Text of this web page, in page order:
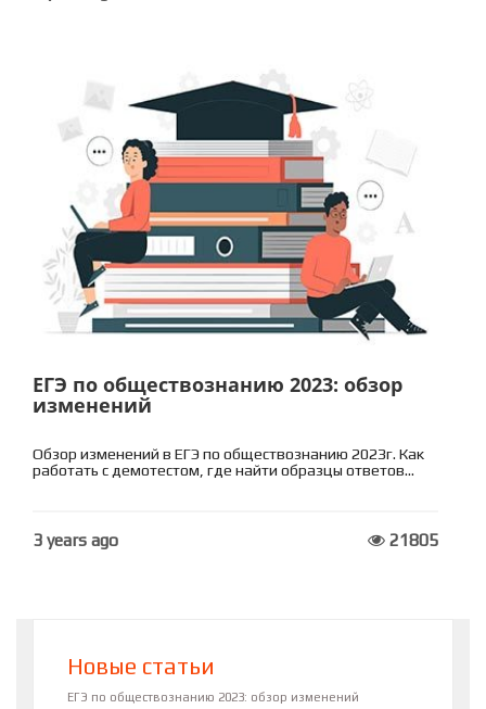
ЕГЭ по обществознанию 2023: обзор
изменений
Обзор изменений в ЕГЭ по обществознанию 2023г. Как
работать с демотестом, где найти образцы ответов...
3 years ago 21805
Новые статьи
ЕГЭ по обществознанию 2023: обзор изменений